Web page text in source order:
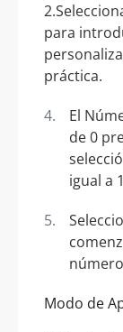
para
práctica.
El
de 0
igual a
Modo de